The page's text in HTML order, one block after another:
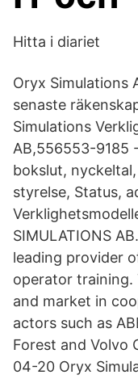
Hitta i diariet
Oryx Simulations
senaste
Simulations
AB,556553-9185
bokslut,
styrelse, Status,
SIMULATIONS
leading provider
operator training.
and market in
actors such as
Forest and Volvo
04-20 Oryx